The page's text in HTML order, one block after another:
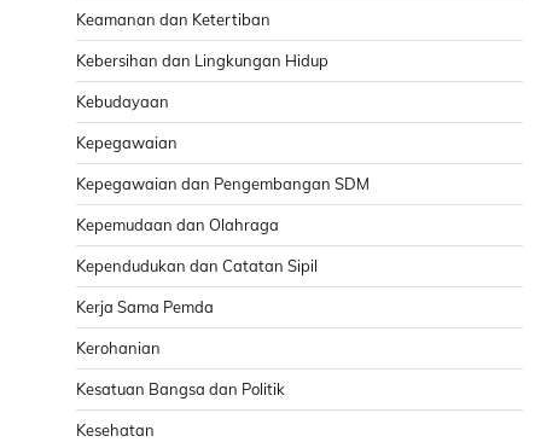
Keamanan dan Ketertiban
Kebersihan dan Lingkungan Hidup
Kebudayaan
Kepegawaian
Kepegawaian dan Pengembangan SDM
Kepemudaan dan Olahraga
Kependudukan dan Catatan Sipil
Kerja Sama Pemda
Kerohanian
Kesatuan Bangsa dan Politik
Kesehatan